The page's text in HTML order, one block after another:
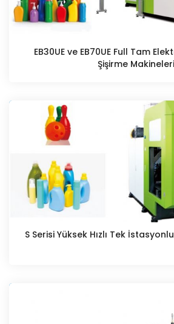
EB30UE ve EB70UE Full Tam
Şişirme Makineleri
S Serisi Yüksek Hızlı Tek